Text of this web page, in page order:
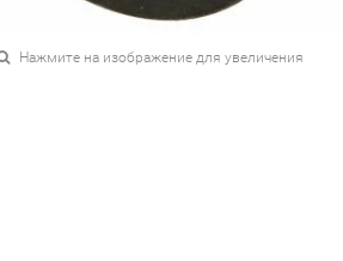
Нажмите на изображение для увеличения